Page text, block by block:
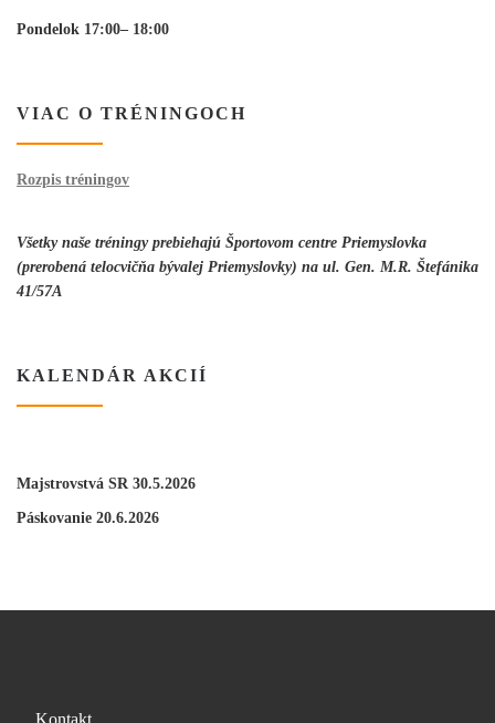
Pondelok 17:00– 18:00
VIAC O TRÉNINGOCH
Rozpis tréningov
Všetky naše tréningy prebiehajú Športovom centre Priemyslovka
(prerobená telocvičňa bývalej Priemyslovky) na ul. Gen. M.R. Štefánika
41/57A
KALENDÁR AKCIÍ
Majstrovstvá SR 30.5.2026
Páskovanie 20.6.2026